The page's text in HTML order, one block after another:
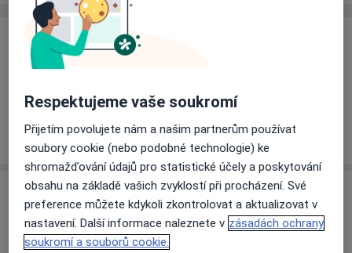
Ceník
Informace o službách a cenách nejsou k dispozici
Tento specialista ještě nepřidával žádné informace o
svých službách.
Adresa
Dr.Beneše, Kralupy nad Vltavou278 01
Respektujeme vaše soukromí
Přijetím povolujete nám a našim partnerům používat
soubory cookie (nebo podobné technologie) ke
shromažďování údajů pro statistické účely a poskytování
obsahu na základě vašich zvyklostí při procházení. Své
preference můžete kdykoli zkontrolovat a aktualizovat v
nastavení. Další informace naleznete v zásadách ochrany
soukromí a souborů cookie.